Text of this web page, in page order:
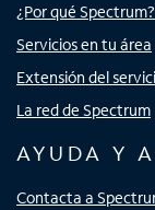
¿Por qué Spectrum?
Servicios en tu área
Extensión del
La red de Spectrum
AYUDA Y
Contacta a